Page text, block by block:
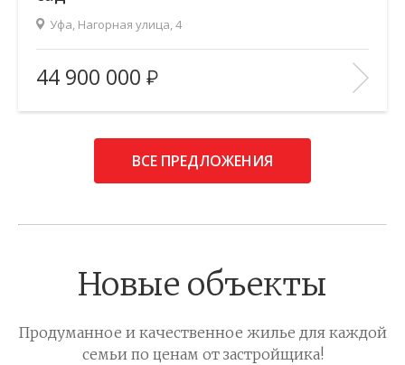
Уфа, Нагорная улица, 4
Площадь (общ/жил/кух), м2:
416/205.9/22.9
Количество комнат:
7
Этаж:
1/2
В ИЗБРАННОЕ
44 900 000
ВСЕ ПРЕДЛОЖЕНИЯ
Новые объекты
Продуманное и качественное жилье для каждой
семьи по ценам от застройщика!